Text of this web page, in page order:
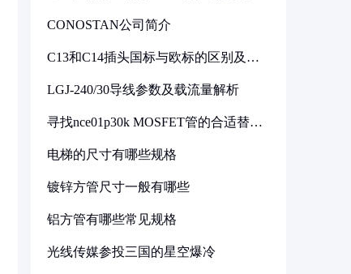
CONOSTAN公司简介
C13和C14插头国标与欧标的区别及其
LGJ-240/30导线参数及载流量解析
寻找nce01p30k MOSFET管的合适替代
电梯的尺寸有哪些规格
镀锌方管尺寸一般有哪些
铝方管有哪些常见规格
光线传媒参投三国的星空爆冷